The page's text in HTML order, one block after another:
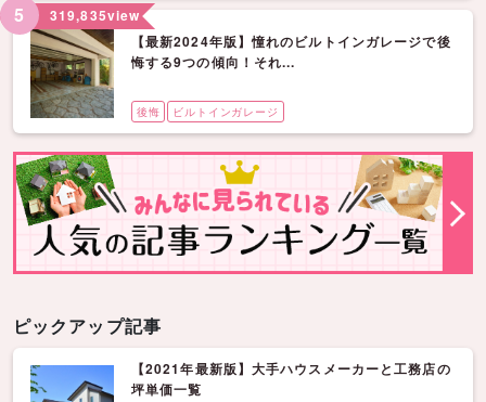
5 319,835view
【最新2024年版】憧れのビルトインガレージで後
悔する9つの傾向！それ...
後悔 ビルトインガレージ
ピックアップ記事
【2021年最新版】大手ハウスメーカーと工務店の
坪単価一覧